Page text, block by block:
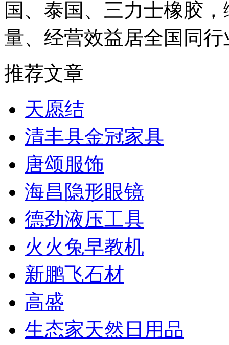
国、泰国、三力士橡胶
量、经营效益居全国同
推荐文章
天愿结
清丰县金冠家具
唐颂服饰
海昌隐形眼镜
德劲液压工具
火火兔早教机
新鹏飞石材
高盛
生态家天然日用品